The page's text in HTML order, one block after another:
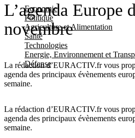
Economie
Politique
Agriculture et Alimentation
Santé
Technologies
Energie, Environnement et
Défense
L’agenda Europe
novembre
La rédaction d’EURACTIV.fr vous
agenda des principaux évènements
semaine.
La rédaction d’EURACTIV.fr vous
agenda des principaux évènements
semaine.